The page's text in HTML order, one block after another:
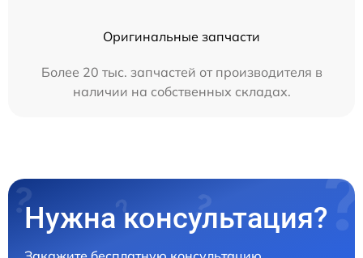
Оригинальные запчасти
Более 20 тыс. запчастей от производителя в
наличии на собственных складах.
Нужна консультация?